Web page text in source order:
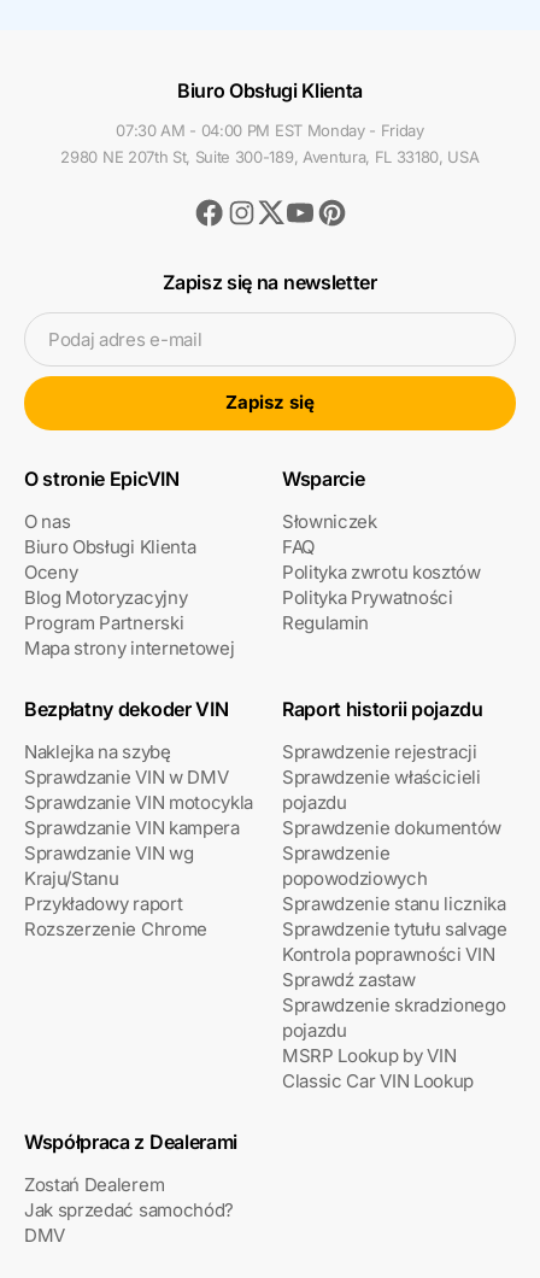
Biuro Obsługi Klienta
07:30 AM - 04:00 PM EST Monday - Friday
2980 NE 207th St, Suite 300-189, Aventura, FL 33180, USA
Facebook
Instagram
TwitterYoutubePinterest
Zapisz się na newsletter
Podaj adres e-mail
Zapisz się
O stronie EpicVIN
O nas
Biuro Obsługi Klienta
Oceny
Blog Motoryzacyjny
Program Partnerski
Mapa strony internetowej
Wsparcie
Słowniczek
FAQ
Polityka zwrotu kosztów
Polityka Prywatności
Regulamin
Bezpłatny dekoder VIN
Naklejka na szybę
Sprawdzanie VIN w DMV
Sprawdzanie VIN motocykla
Sprawdzanie VIN kampera
Sprawdzanie VIN wg
Kraju/Stanu
Przykładowy raport
Rozszerzenie Chrome
Raport historii pojazdu
Sprawdzenie rejestracji
Sprawdzenie właścicieli
pojazdu
Sprawdzenie dokumentów
Sprawdzenie
popowodziowych
Sprawdzenie stanu licznika
Sprawdzenie tytułu salvage
Kontrola poprawności VIN
Sprawdź zastaw
Sprawdzenie skradzionego
pojazdu
MSRP Lookup by VIN
Classic Car VIN Lookup
Współpraca z Dealerami
Zostań Dealerem
Jak sprzedać samochód?
DMV